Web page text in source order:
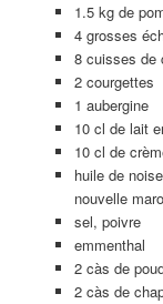
1.5 kg de
4 grosses
8 cuisses de
2 courgettes
1 aubergine
10 cl de lait
10 cl de
huile de
nouvelle
sel, poivre
emmenthal
2 càs de
2 càs de